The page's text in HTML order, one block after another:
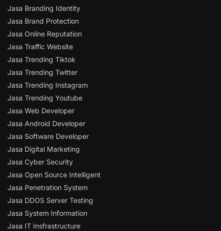
Jasa Branding Identity
Jasa Brand Protection
Jasa Online Reputation
Jasa Traffic Website
Jasa Trending Tiktok
Jasa Trending Twitter
Jasa Trending Instagram
Jasa Trending Youtube
Jasa Web Developer
Jasa Android Developer
Jasa Software Developer
Jasa Digital Marketing
Jasa Cyber Security
Jasa Open Source Intelligent
Jasa Penetration System
Jasa DDOS Server Testing
Jasa System Information
Jasa IT Insfrastructure